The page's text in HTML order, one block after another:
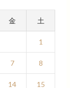
金 土
1
7 8
14 15